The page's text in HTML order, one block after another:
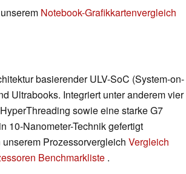
Notebook-Grafikkartenvergleich
basierender ULV-SoC (System-on-
Ultrabooks. Integriert unter anderem vier
sowie eine starke G7
10-Nanometer-Technik gefertigt
Prozessorvergleich Vergleich
Benchmarkliste .